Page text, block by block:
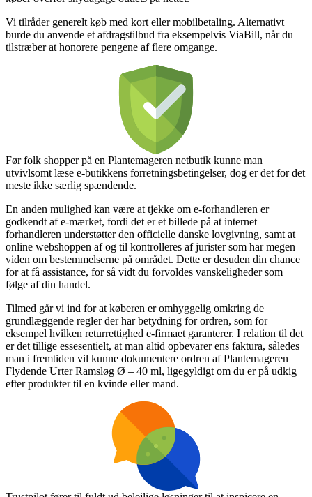
Vi tilråder generelt køb med kort eller mobilbetaling. Alternativt
burde du anvende et afdragstilbud fra eksempelvis ViaBill, når du
tilstræber at honorere pengene af flere omgange.
Før folk shopper på en Plantemageren netbutik kunne man
utvivlsomt læse e-butikkens forretningsbetingelser, dog er det for det
meste ikke særlig spændende.
En anden mulighed kan være at tjekke om e-forhandleren er
godkendt af e-mærket, fordi det er et billede på at internet
forhandleren understøtter den officielle danske lovgivning, samt at
online webshoppen af og til kontrolleres af jurister som har megen
viden om bestemmelserne på området. Dette er desuden din chance
for at få assistance, for så vidt du forvoldes vanskeligheder som
følge af din handel.
Tilmed går vi ind for at køberen er omhyggelig omkring de
grundlæggende regler der har betydning for ordren, som for
eksempel hvilken returrettighed e-firmaet garanterer. I relation til det
er det tillige essesentielt, at man altid opbevarer ens faktura, således
man i fremtiden vil kunne dokumentere ordren af Plantemageren
Flydende Urter Ramsløg Ø – 40 ml, ligegyldigt om du er på udkig
efter produkter til en kvinde eller mand.